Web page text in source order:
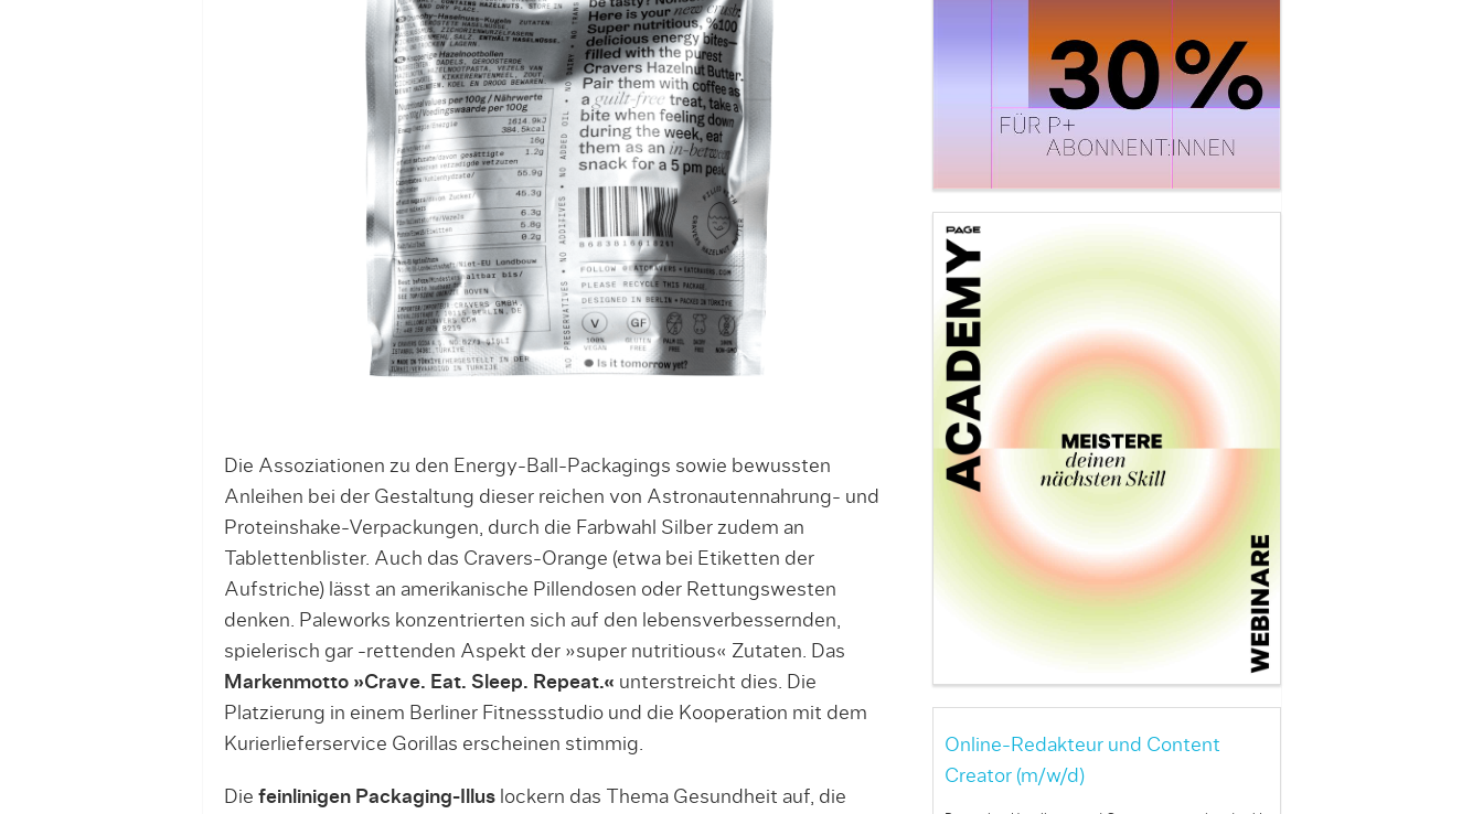
Die Assoziationen zu den Energy-Ball-Packagings sowie bewussten
Anleihen bei der Gestaltung dieser reichen von Astronautennahrung- und
Proteinshake-Verpackungen, durch die Farbwahl Silber zudem an
Tablettenblister. Auch das Cravers-Orange (etwa bei Etiketten der
Aufstriche) lässt an amerikanische Pillendosen oder Rettungswesten
denken. Paleworks konzentrierten sich auf den lebensverbessernden,
spielerisch gar -rettenden Aspekt der »super nutritious« Zutaten. Das
Markenmotto »Crave. Eat. Sleep. Repeat.« unterstreicht dies. Die
Platzierung in einem Berliner Fitnessstudio und die Kooperation mit dem
Kurierlieferservice Gorillas erscheinen stimmig.
Die feinlinigen Packaging-Illuslockern das Thema Gesundheit auf, die
Online-Redakteur und Content
Creator (m/w/d)